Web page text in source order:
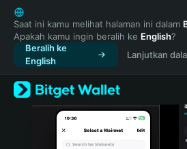
English
日本語
Tiếng Việt
Русский
Español (Latinoamérica)
Türkçe
Italiano
Saat ini kamu melihat halaman ini dalam
Apakah kamu ingin beralih ke English?
Beralih ke
English
Lanjutkan